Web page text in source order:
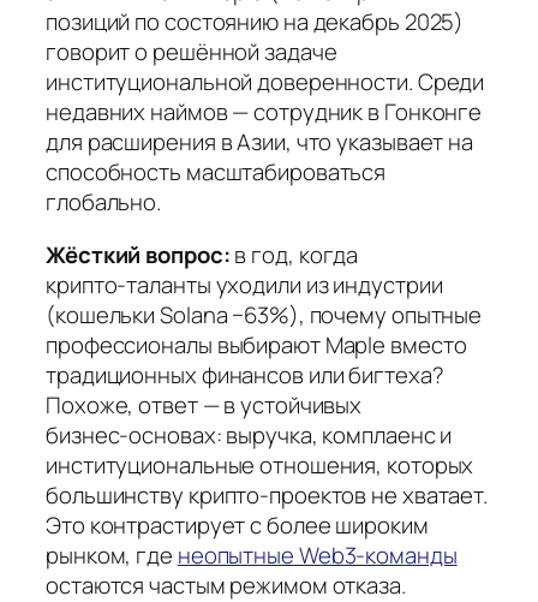
позиций по состоянию на декабрь 2025)
говорит о решённой задаче
институциональной доверенности. Среди
недавних наймов — сотрудник в Гонконге
для расширения в Азии, что указывает на
способность масштабироваться
глобально.
Жёсткий вопрос:в год, когда
крипто‑таланты уходили из индустрии
(кошельки Solana −63%), почему опытные
профессионалы выбирают Maple вместо
традиционных финансов или бигтеха?
Похоже, ответ — в устойчивых
бизнес‑основах: выручка, комплаенс и
институциональные отношения, которых
большинству крипто‑проектов не хватает.
Это контрастирует с более широким
рынком, где неопытные Web3‑команды
остаются частым режимом отказа.